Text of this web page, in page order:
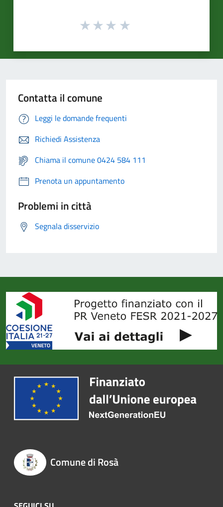
Contatta il comune
Leggi le domande frequenti
Richiedi Assistenza
Chiama il comune 0424 584 111
Prenota un appuntamento
Problemi in città
Segnala disservizio
Comune di Rosà